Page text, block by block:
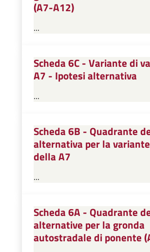
(A7-A12)
...
Scheda 6C - Variante di
A7 - Ipotesi alternativa
...
Scheda 6B - Quadrante
alternativa per la
della A7
...
Scheda 6A - Quadrante
alternative per la gronda
autostradale di ponente